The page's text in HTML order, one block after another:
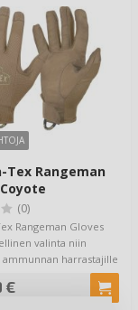
Tex Rangeman
(0)
Rangeman Gloves
valinta niin
harrastajille
€